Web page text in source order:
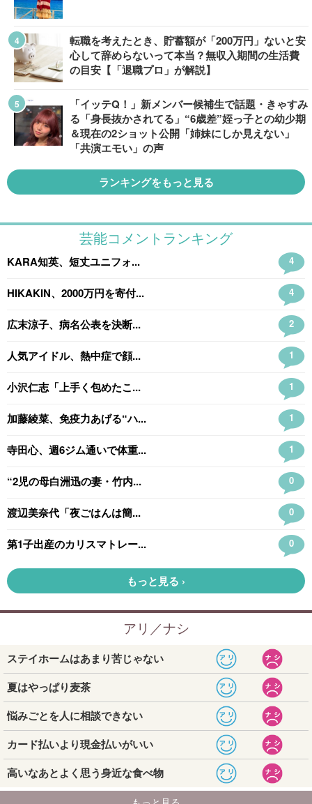
転職を考えたとき、貯蓄額が「200万円」ないと安
心して辞めらないって本当？無収入期間の生活費
の目安【「退職プロ」が解説】
「イッテQ！」新メンバー候補生で話題・きゃすみ
る「身長抜かされてる」“6歳差”姪っ子との幼少期
＆現在の2ショット公開「姉妹にしか見えない」
「共演エモい」の声
ランキングをもっと見る